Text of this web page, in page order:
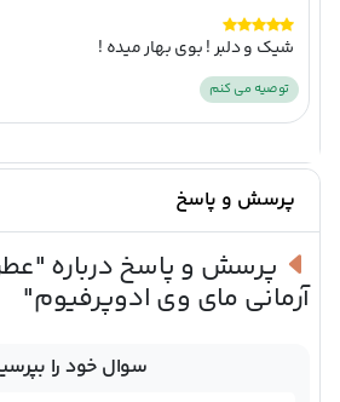
شیک و دلبر ! بوی بهار میده !
توصیه می کنم
پرسش و پاسخ
پرسش و پاسخ درباره
آرمانی مای وی ادوپرفیوم"
سوال خود را